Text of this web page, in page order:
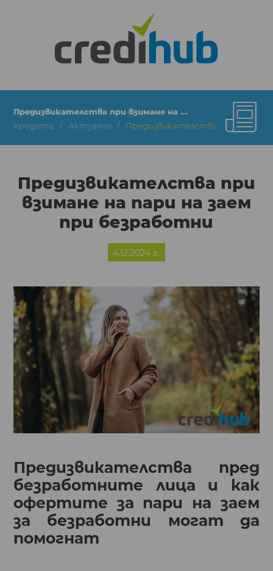
Предизвикателства при взимане на ...
Кредити Актуално Предизвикателства при
Предизвикателства при
взимане на пари на заем
при безработни
4.12.2024 г.
Предизвикателства пред
безработните лица и как
офертите за пари на заем
за безработни могат да
помогнат